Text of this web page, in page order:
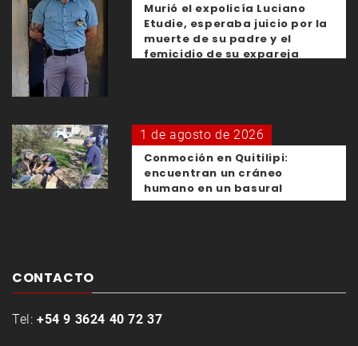
Murió el expolicía Luciano
Etudie, esperaba juicio por la
muerte de su padre y el
femicidio de su expareja
1 de agosto de 2026
Conmoción en Quitilipi:
encuentran un cráneo
humano en un basural
CONTACTO
Tel: +54 9 3624 40 72 37